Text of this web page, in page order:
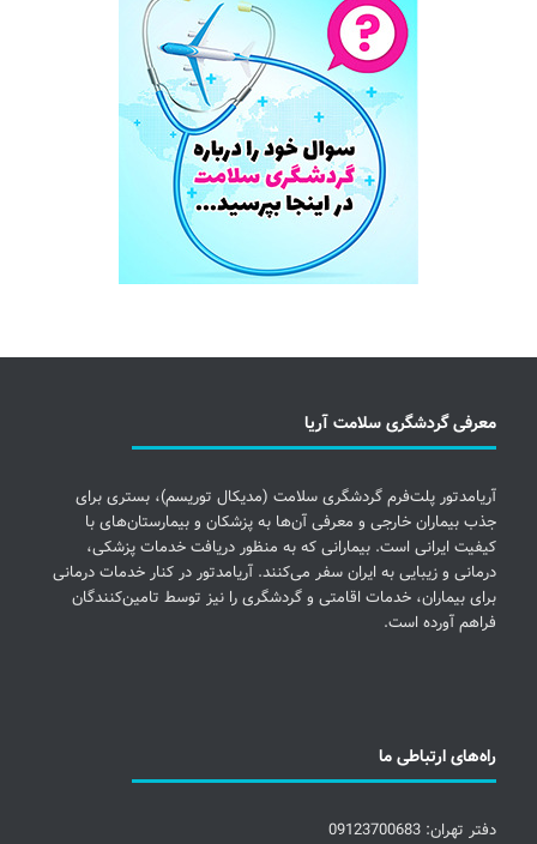
معرفی گردشگری سلامت آریا
آریامدتور پلت‌فرم گردشگری سلامت (مدیکال توریسم)، بستری برای
جذب بیماران خارجی و معرفی آن‌ها به پزشکان و بیمارستان‌های با
کیفیت ایرانی است. بیمارانی که به منظور دریافت خدمات پزشکی،
درمانی و زیبایی به ایران سفر می‌کنند. آریامدتور در کنار خدمات درمانی
برای بیماران، خدمات اقامتی و گردشگری را نیز توسط تامین‌کنندگان
فراهم آورده است.
راه‌های ارتباطی ما
دفتر تهران: 09123700683